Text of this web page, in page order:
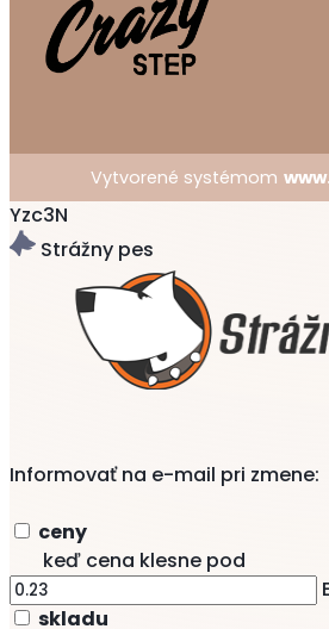
Vytvorené systémom
Yzc3N
Strážny pes
Informovať na e-mail pri zmene:
ceny
keď cena klesne pod
skladu